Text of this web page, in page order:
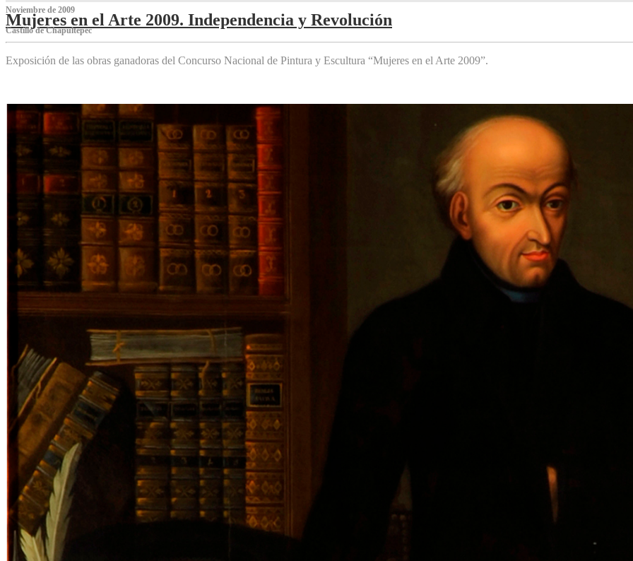
Noviembre de 2009
Mujeres en el Arte 2009. Independencia y Revolución
Castillo de Chapultepec
Exposición de las obras ganadoras del Concurso Nacional de Pintura y Escultura “Mujeres en el Arte 2009”.